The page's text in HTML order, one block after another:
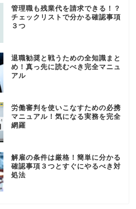
管理職も残業代を請求できる！？
チェックリストで分かる確認事項
３つ
退職勧奨と戦うための全知識まと
め！真っ先に読むべき完全マニュ
アル
労働審判を使いこなすための必携
マニュアル！気になる実務を完全
網羅
解雇の条件は厳格！簡単に分かる
確認事項３つとすぐにやるべき対
処法